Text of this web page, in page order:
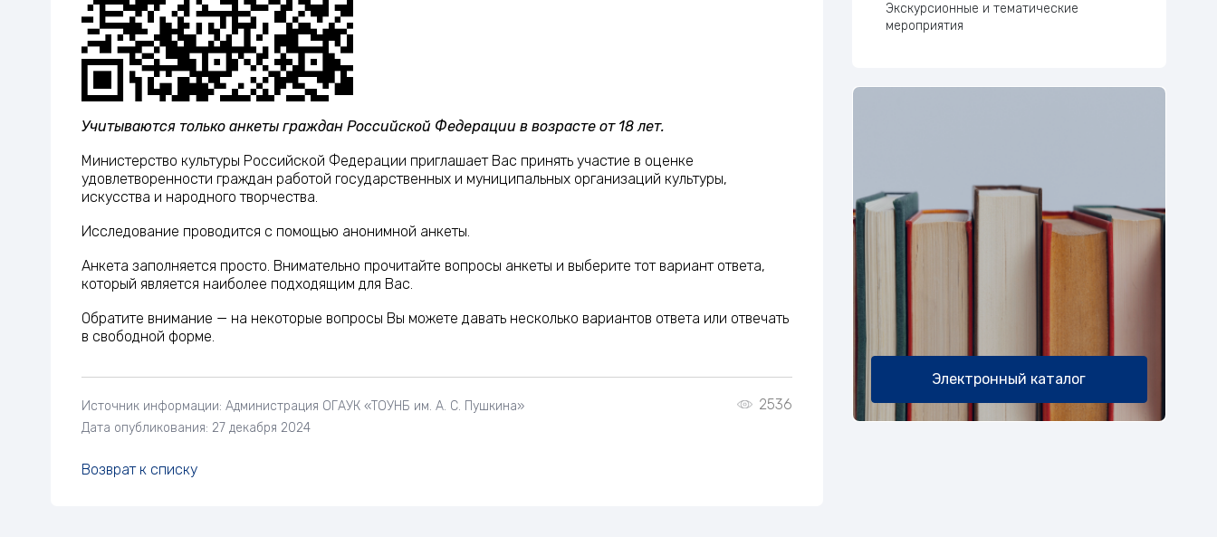
Учитываются только анкеты граждан Российской Федерации в возрасте от 18 лет.
Министерство культуры Российской Федерации приглашает Вас принять участие в оценке
удовлетворенности граждан работой государственных и муниципальных организаций культуры,
искусства и народного творчества.
Исследование проводится с помощью анонимной анкеты.
Анкета заполняется просто. Внимательно прочитайте вопросы анкеты и выберите тот вариант ответа,
который является наиболее подходящим для Вас.
Обратите внимание — на некоторые вопросы Вы можете давать несколько вариантов ответа или отвечать
в свободной форме.
2536
Источник информации: Администрация ОГАУК «ТОУНБ им. А. С. Пушкина»
Дата опубликования: 27 декабря 2024
Возврат к списку
Экскурсионные и тематические
мероприятия
Электронный каталог